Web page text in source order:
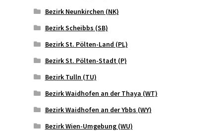
Bezirk Neunkirchen (NK)
Bezirk Scheibbs (SB)
Bezirk St. Pölten-Land (PL)
Bezirk St. Pölten-Stadt (P)
Bezirk Tulln (TU)
Bezirk Waidhofen an der Thaya (WT)
Bezirk Waidhofen an der Ybbs (WY)
Bezirk Wien-Umgebung (WU)